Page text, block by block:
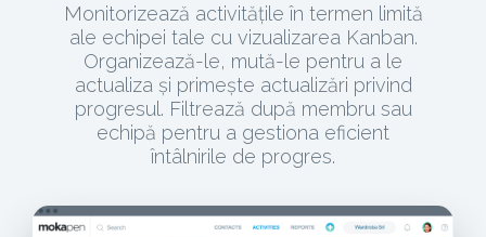
Monitorizează activitățile în termen limită
ale echipei tale cu vizualizarea Kanban.
Organizează-le, mută-le pentru a le
actualiza și primește actualizări privind
progresul. Filtrează după membru sau
echipă pentru a gestiona eficient
întâlnirile de progres.